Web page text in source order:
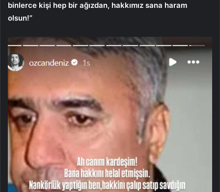
binlerce kişi hep bir ağızdan, hakkımız sana haram
olsun!”